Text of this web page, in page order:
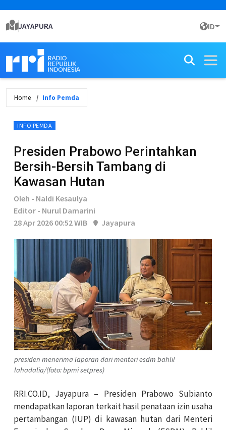
JAYAPURA ID
Home Info Pemda
INFO PEMDA
Presiden Prabowo Perintahkan
Bersih-Bersih Tambang di
Kawasan Hutan
Oleh - Naldi Kesaulya
Editor - Nurul Damarini
28 Apr 2026 00:52 WIB
Jayapura
presiden menerima laporan dari menteri esdm bahlil
lahadalia/(foto: bpmi setpres)
RRI.CO.ID, Jayapura – Presiden Prabowo Subianto
mendapatkan laporan terkait hasil penataan izin usaha
pertambangan (IUP) di kawasan hutan dari Menteri